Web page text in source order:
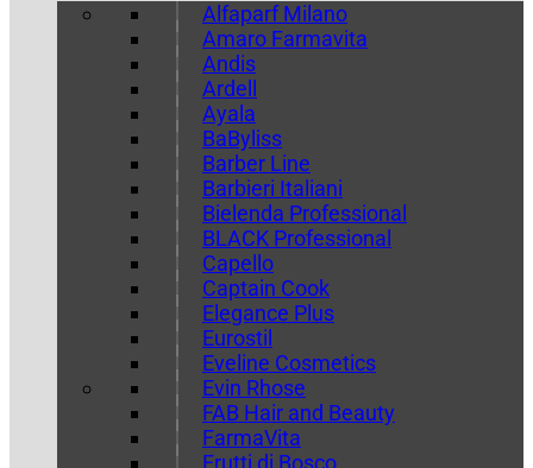
Alfaparf Milano
Amaro Farmavita
Andis
Ardell
Ayala
BaByliss
Barber Line
Barbieri Italiani
Bielenda Professional
BLACK Professional
Capello
Captain Cook
Elegance Plus
Eurostil
Eveline Cosmetics
Evin Rhose
FAB Hair and Beauty
FarmaVita
Frutti di Bosco